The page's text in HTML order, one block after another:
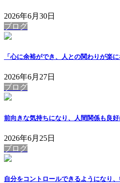
2026年6月30日
ブログ
「心に余裕ができ、人との関わりが楽に
2026年6月27日
ブログ
前向きな気持ちになり、人間関係も良好
2026年6月25日
ブログ
自分をコントロールできるようになり